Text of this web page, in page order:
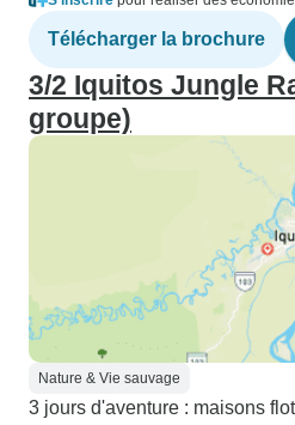
Télécharger la brochure
3/2 Iquitos Jungle
groupe)
Nature & Vie sauvage
3 jours d'aventure : maisons